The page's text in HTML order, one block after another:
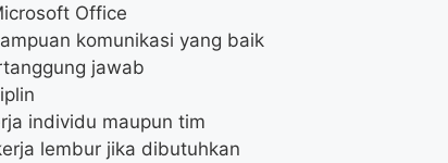
Office
komunikasi yang baik
jawab
individu maupun tim
lembur jika dibutuhkan